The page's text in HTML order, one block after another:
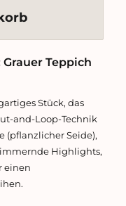
Teppich
Stück, das
and-Loop-Technik
(pflanzlicher Seide),
Highlights,
einen